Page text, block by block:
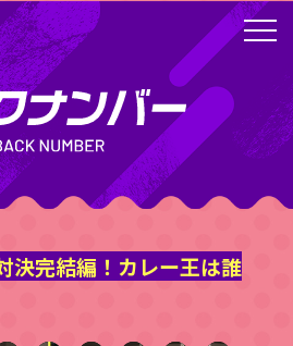
決完結編！カレー王は誰